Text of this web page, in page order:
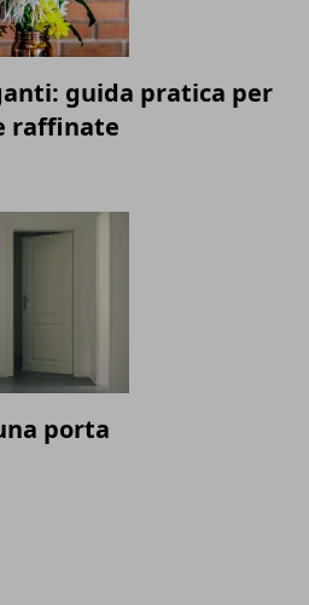
guida pratica per
raffinate
porta